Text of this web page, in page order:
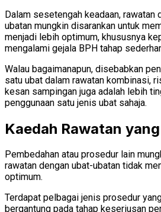
Dalam sesetengah keadaan, rawatan
ubatan mungkin disarankan untuk
menjadi lebih optimum, khususnya
mengalami gejala BPH tahap
Walau bagaimanapun, disebabkan
satu ubat dalam rawatan kombinasi,
kesan sampingan juga adalah lebih
penggunaan satu jenis ubat sahaja.
Kaedah Rawatan
Pembedahan atau prosedur lain
rawatan dengan ubat-ubatan tidak
optimum.
Terdapat pelbagai jenis prosedur
bergantung pada tahap keseriusan